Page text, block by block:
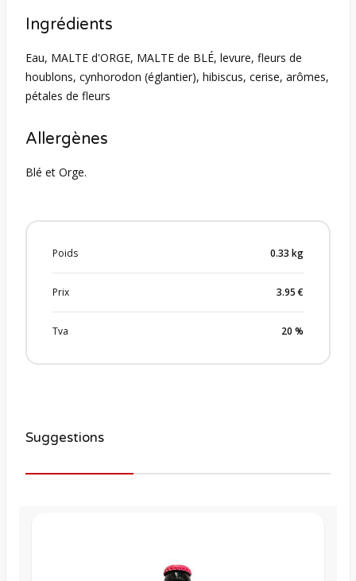
Ingrédients
Eau, MALTE d'ORGE, MALTE de BLÉ, levure, fleurs de
houblons, cynhorodon (églantier), hibiscus, cerise, arômes,
pétales de fleurs
Allergènes
Blé et Orge.
Poids 0.33 kg
Prix 3.95 €
Tva 20 %
Suggestions